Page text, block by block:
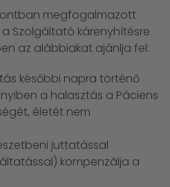
megfogalmazott
Szolgáltató kárenyhítésre
az alábbiakat ajánlja fel:
későbbi napra történő
a halasztás a Páciens
életét nem
juttatással
kompenzálja a